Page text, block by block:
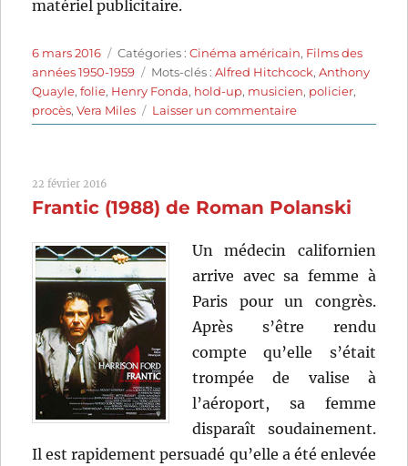
matériel publicitaire.
Publié
le
6 mars 2016 Catégories
Catégories :Cinéma américain, Films des
années 1950-1959
Étiquettes
Mots-clés :Alfred Hitchcock,Anthony
Quayle,folie, Henry Fonda, hold-up, musicien, policier,
procès,Vera Miles Laisser un commentairesur
Le
de
Hitchcock
22 février 2016
Frantic (1988) de Roman Polanski
Un médecin californien
arrive avec sa femme à
Paris pour un congrès.
Après s’être rendu
compte qu’elle s’était
trompée de valise à
l’aéroport, sa femme
disparaît soudainement.
Il est rapidement persuadé qu’elle a été enlevée